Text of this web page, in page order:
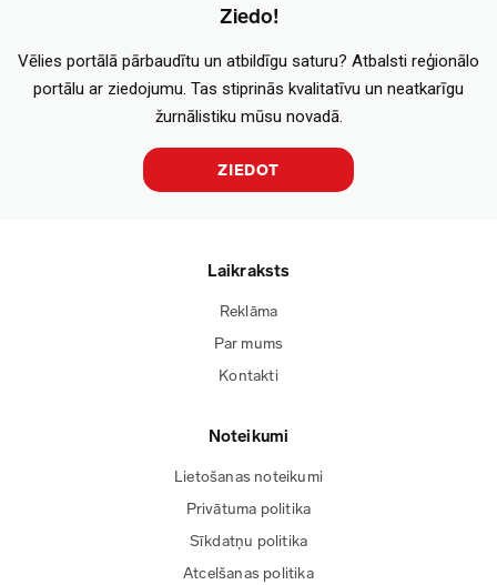
Ziedo!
Vēlies portālā pārbaudītu un atbildīgu saturu? Atbalsti reģionālo
portālu ar ziedojumu. Tas stiprinās kvalitatīvu un neatkarīgu
žurnālistiku mūsu novadā.
ZIEDOT
Laikraksts
Reklāma
Par mums
Kontakti
Noteikumi
Lietošanas noteikumi
Privātuma politika
Sīkdatņu politika
Atcelšanas politika